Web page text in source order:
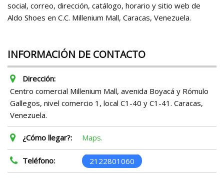
social, correo, dirección, catálogo, horario y sitio web de
Aldo Shoes en C.C. Millenium Mall, Caracas, Venezuela.
INFORMACIÓN DE CONTACTO
Dirección:
Centro comercial Millenium Mall, avenida Boyacá y Rómulo
Gallegos, nivel comercio 1, local C1-40 y C1-41. Caracas,
Venezuela.
¿Cómo llegar?: Maps.
Teléfono: 2122801060